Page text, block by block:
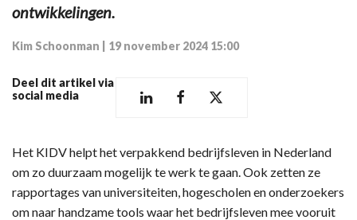
ontwikkelingen.
Kim Schoonman 19 november 2024 15:00
Deel dit artikel via
social media
Het KIDV helpt het verpakkend bedrijfsleven in Nederland
om zo duurzaam mogelijk te werk te gaan. Ook zetten ze
rapportages van universiteiten, hogescholen en onderzoekers
om naar handzame tools waar het bedrijfsleven mee vooruit